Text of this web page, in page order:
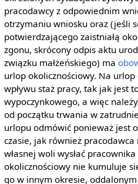
pracodawcy z odpowiednim
otrzymaniu wniosku oraz (jeśli
potwierdzającego zaistniałą
zgonu, skrócony odpis aktu
związku małżeńskiego) ma
urlop okolicznościowy. Na
wpływu staż pracy, tak jak jest
wypoczynkowego, a więc
od początku trwania w
urlopu odmówić ponieważ jest
czasie, jak również pracodawca
własnej woli wysłać
okolicznościowy nie kumuluje
go w innym okresie,